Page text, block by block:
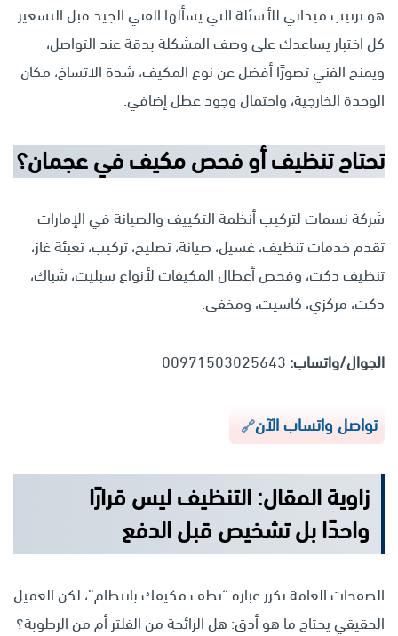
هو ترتيب ميداني للأسئلة التي يسألها الفني الجيد قبل التسعير.
كل اختبار يساعدك على وصف المشكلة بدقة عند التواصل،
ويمنح الفني تصورًا أفضل عن نوع المكيف، شدة الاتساخ، مكان
الوحدة الخارجية، واحتمال وجود عطل إضافي.
تحتاج تنظيف أو فحص مكيف في عجمان؟
شركة نسمات لتركيب أنظمة التكييف والصيانة في الإمارات
تقدم خدمات تنظيف، غسيل، صيانة، تصليح، تركيب، تعبئة غاز،
تنظيف دكت، وفحص أعطال المكيفات لأنواع سبليت، شباك،
دكت، مركزي، كاسيت، ومخفي.
الجوال/واتساب:
تواصل واتساب الآن
زاوية المقال: التنظيف ليس قرارًا
واحدًا بل تشخيص قبل الدفع
الصفحات العامة تكرر عبارة “نظف مكيفك بانتظام”، لكن العميل
الحقيقي يحتاج ما هو أدق: هل الرائحة من الفلتر أم من الرطوبة؟